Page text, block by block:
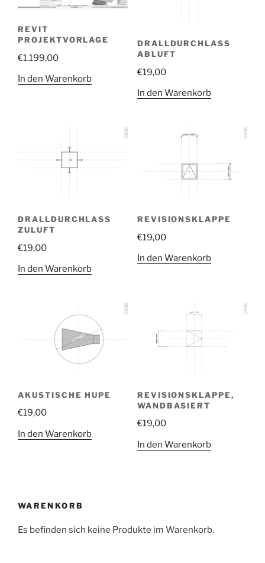
REVIT
PROJEKTVORLAGE
€1.199,00
In den Warenkorb
DRALLDURCHLASS
ABLUFT
€19,00
In den Warenkorb
DRALLDURCHLASS
ZULUFT
€19,00
In den Warenkorb
REVISIONSKLAPPE
€19,00
In den Warenkorb
AKUSTISCHE HUPE
€19,00
In den Warenkorb
REVISIONSKLAPPE,
WANDBASIERT
€19,00
In den Warenkorb
WARENKORB
Es befinden sich keine Produkte im Warenkorb.